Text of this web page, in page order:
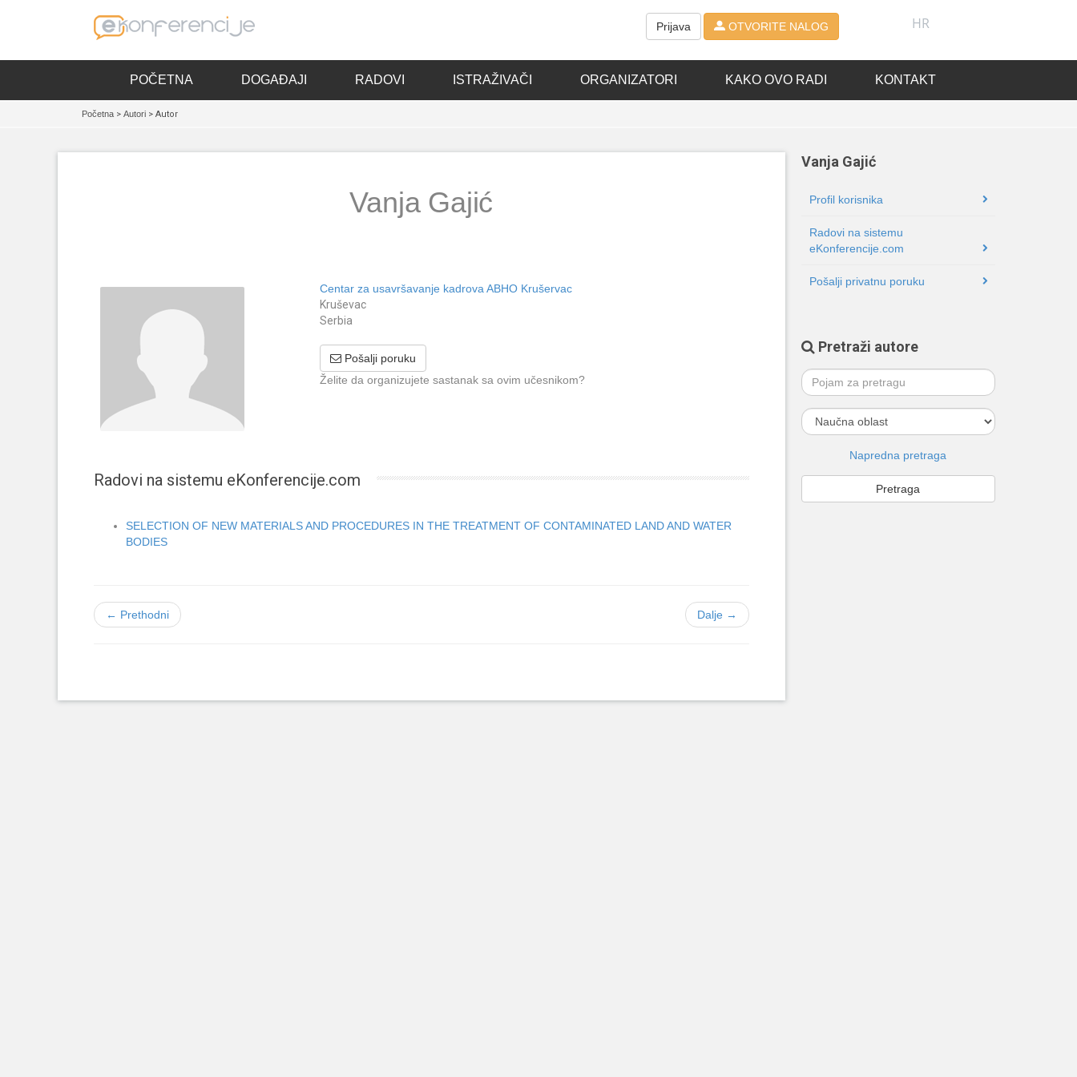
Prijava OTVORITE NALOG HR
POČETNA DOGAĐAJI RADOVI ISTRAŽIVAČI ORGANIZATORI KAKO OVO RADI KONTAKT
Početna > Autori > Autor
Vanja Gajić
Centar za usavršavanje kadrova ABHO Krušervac
Kruševac
Serbia
Pošalji poruku
Želite da organizujete sastanak sa ovim učesnikom?
Radovi na sistemu eKonferencije.com
SELECTION OF NEW MATERIALS AND PROCEDURES IN THE TREATMENT OF CONTAMINATED LAND AND WATER
BODIES
← Prethodni Dalje →
Vanja Gajić
Profil korisnika
Radovi na sistemu
eKonferencije.com
Pošalji privatnu poruku
Pretraži autore
Napredna pretraga